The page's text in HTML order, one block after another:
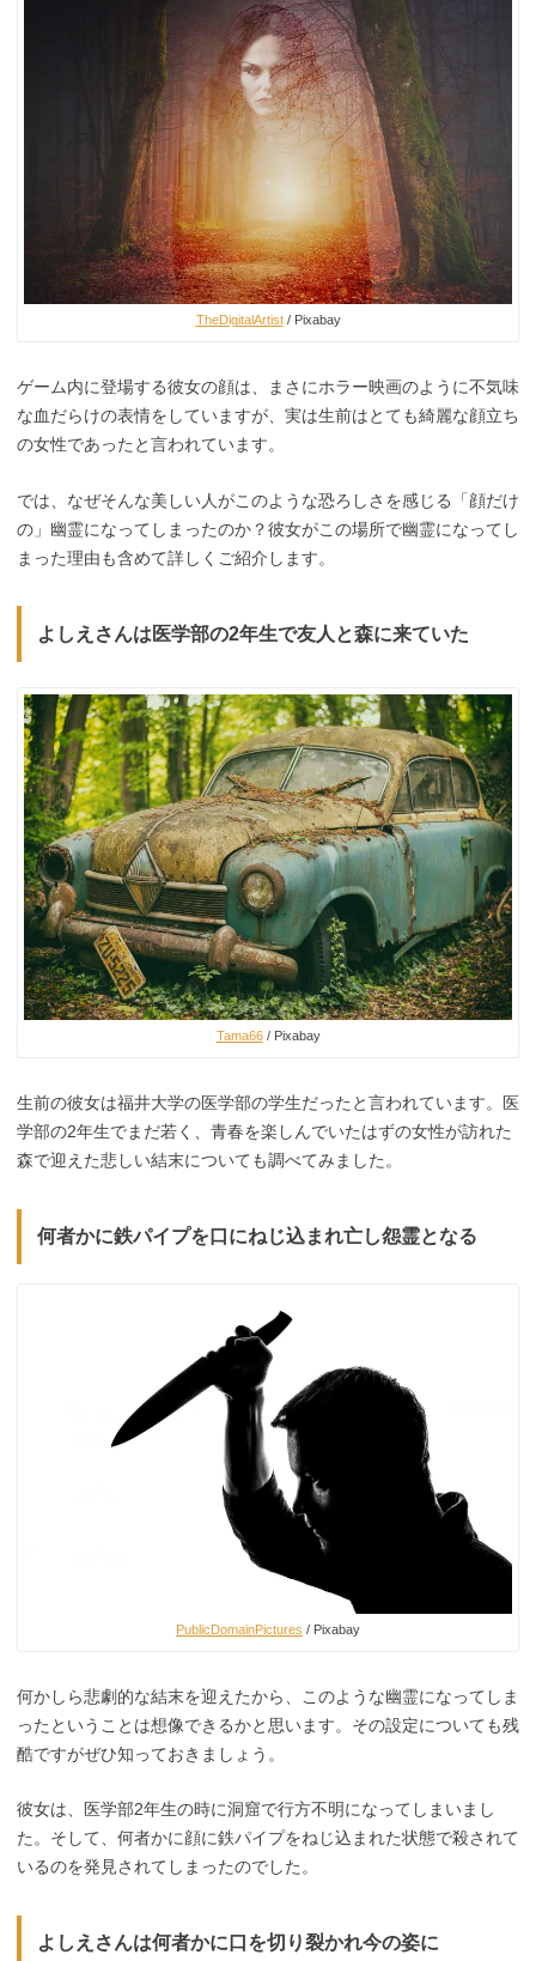
TheDigitalArtist/ Pixabay
ゲーム内に登場する彼女の顔は、まさにホラー映画のように不気味
な血だらけの表情をしていますが、実は生前はとても綺麗な顔立ち
の女性であったと言われています。
では、なぜそんな美しい人がこのような恐ろしさを感じる「顔だけ
の」幽霊になってしまったのか？彼女がこの場所で幽霊になってし
まった理由も含めて詳しくご紹介します。
よしえさんは医学部の2年生で友人と森に来ていた
Tama66/ Pixabay
生前の彼女は福井大学の医学部の学生だったと言われています。医
学部の2年生でまだ若く、青春を楽しんでいたはずの女性が訪れた
森で迎えた悲しい結末についても調べてみました。
何者かに鉄パイプを口にねじ込まれ亡し怨霊となる
PublicDomainPictures / Pixabay
何かしら悲劇的な結末を迎えたから、このような幽霊になってしま
ったということは想像できるかと思います。その設定についても残
酷ですがぜひ知っておきましょう。
彼女は、医学部2年生の時に洞窟で行方不明になってしまいまし
た。そして、何者かに顔に鉄パイプをねじ込まれた状態で殺されて
いるのを発見されてしまったのでした。
よしえさんは何者かに口を切り裂かれ今の姿に